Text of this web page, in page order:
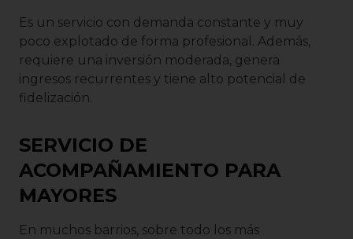
Es un servicio con demanda constante y muy
poco explotado de forma profesional. Además,
requiere una inversión moderada, genera
ingresos recurrentes y tiene alto potencial de
fidelización.
SERVICIO DE
ACOMPAÑAMIENTO PARA
MAYORES
En muchos barrios, sobre todo los más